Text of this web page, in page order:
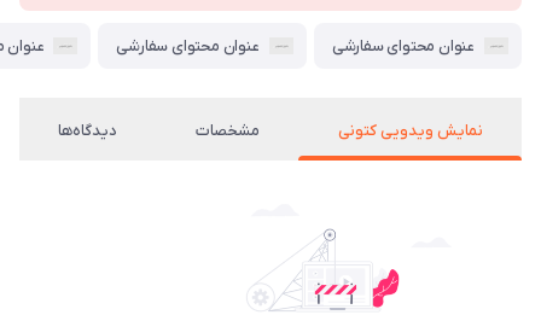
عنوان محتوای سفارشی عنوان محتوای سفارشی عنوان
نمایش ویدویی کتونی مشخصات دیدگاه‌ها